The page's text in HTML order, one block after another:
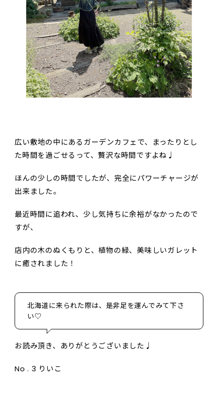
広い敷地の中にあるガーデンカフェで、まったりとし
た時間を過ごせるって、贅沢な時間ですよね♩
ほんの少しの時間でしたが、完全にパワーチャージが
出来ました。
最近時間に追われ、少し気持ちに余裕がなかったので
すが、
店内の木のぬくもりと、植物の緑、美味しいガレット
に癒されました！
北海道に来られた際は、是非足を運んでみて下さ
い♡
お読み頂き、ありがとうございました♩
No . 3 りいこ